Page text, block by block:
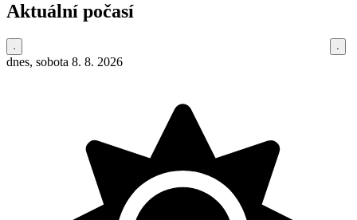
Aktuální počasí
dnes, sobota 8. 8. 2026